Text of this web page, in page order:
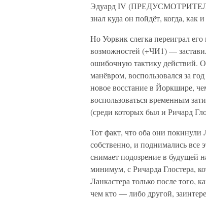
Эдуард IV
знал куда он пойдёт, когда, как и
Но Уорвик слегка переиграл
возможностей (+ЧИ1) —
ошибочную тактику действий.
манёвром, воспользовался за
новое восстание в Йоркшире,
воспользоваться временным
(среди которых был и Ричард
Тот факт, что оба они покинули
собственно, и поднимались все
снимает подозрение в будущей
минимум, с Ричарда Глостера,
Ланкастера только после того,
чем кто — либо другой,